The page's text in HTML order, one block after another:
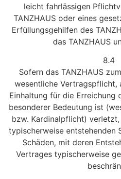
leicht fahrlässigen
TANZHAUS oder eines
Erfüllungsgehilfen des
das TANZHAUS
8.4
Sofern das TANZHAUS
wesentliche Vertragspflicht,
Einhaltung für die Erreichung
besonderer Bedeutung ist
bzw. Kardinalpflicht)
typischerweise entstehenden
Schäden, mit deren
Vertrages typischerweise